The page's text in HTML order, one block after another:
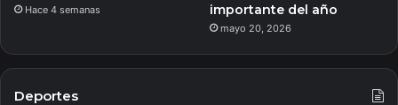
Hace 4 semanas
importante del año
mayo 20, 2026
Deportes